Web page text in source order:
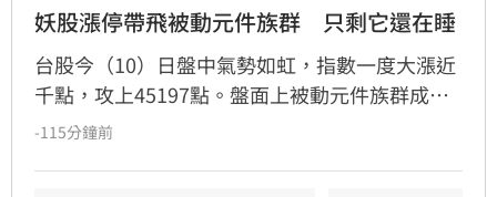
妖股漲停帶飛被動元件族群　只剩它還在睡
台股今（10）日盤中氣勢如虹，指數一度大漲近
千點，攻上45197點。盤面上被動元件族群成為
市場焦點，其中禾伸堂強勢攻上漲停板，帶動國
-115分鐘前